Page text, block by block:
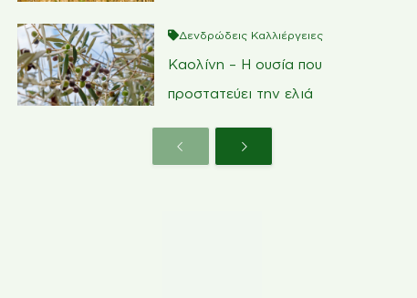
Δενδρώδεις Καλλιέργειες
Καολίνη – Η ουσία που
προστατεύει την ελιά